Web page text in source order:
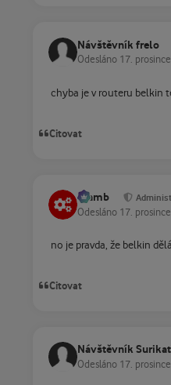
Návštěvník frelo
Odesláno 17.
chyba je v routeru belkin
Citovat
Slamb
Odesláno 17.
no je pravda, že belkin
Citovat
Návštěvník
Odesláno 17.